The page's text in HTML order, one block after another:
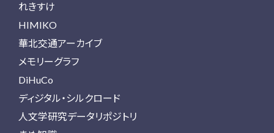
れきすけ
HIMIKO
華北交通アーカイブ
メモリーグラフ
DiHuCo
ディジタル・シルクロード
人文学研究データリポジトリ